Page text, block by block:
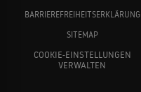
BARRIEREFREIHEITSERKLÄRUNG
SITEMAP
COOKIE-EINSTELLUNGEN
VERWALTEN